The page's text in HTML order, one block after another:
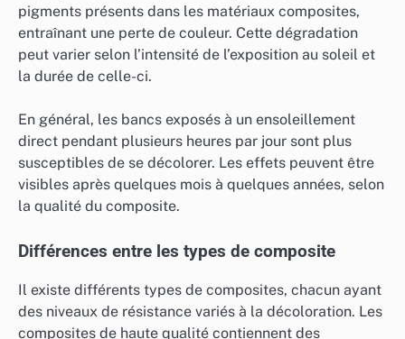
pigments présents dans les matériaux composites,
entraînant une perte de couleur. Cette dégradation
peut varier selon l’intensité de l’exposition au soleil et
la durée de celle-ci.
En général, les bancs exposés à un ensoleillement
direct pendant plusieurs heures par jour sont plus
susceptibles de se décolorer. Les effets peuvent être
visibles après quelques mois à quelques années, selon
la qualité du composite.
Différences entre les types de composite
Il existe différents types de composites, chacun ayant
des niveaux de résistance variés à la décoloration. Les
composites de haute qualité contiennent des